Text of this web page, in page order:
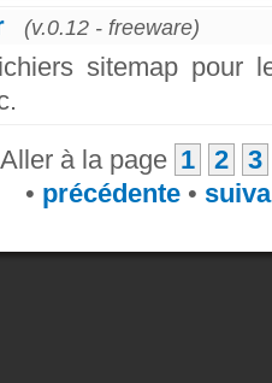
(v.0.12 - freeware)
sitemap pour
Aller à la page 1 2
3
• précédente•